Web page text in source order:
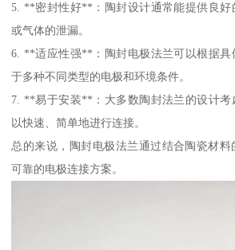
5. **密封性好**：陶封设计通常能提供良好
或气体的泄漏。
6. **适应性强**：陶封电极法兰可以根据具
于多种不同类型的电极和环境条件。
7. **易于安装**：大多数陶封法兰的设计考
以快速、简单地进行连接。
总的来说，陶封电极法兰通过结合陶瓷材料
可靠的电极连接方案。